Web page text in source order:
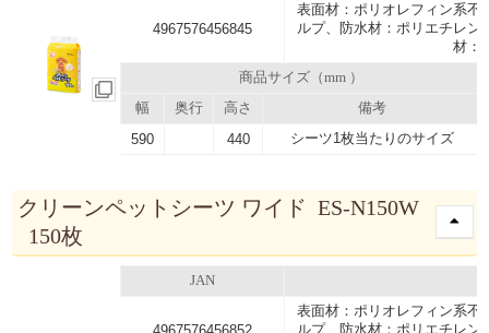
4967576456845
表面材：ポリオレフィン系不
ルプ、防水材：ポリエチレン
材：
商品サイズ（mm ）
幅
奥行 高さ 備考
590 440 シーツ1枚当たりのサイズ
クリーンペットシーツ ワイド ES-N150W
150枚
JAN
表面材：ポリオレフィン系不
ルプ、防水材：ポリエチレ